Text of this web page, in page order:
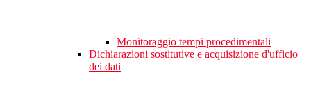
Monitoraggio tempi procedimentali
Dichiarazioni sostitutive e acquisizione d'ufficio
dei dati